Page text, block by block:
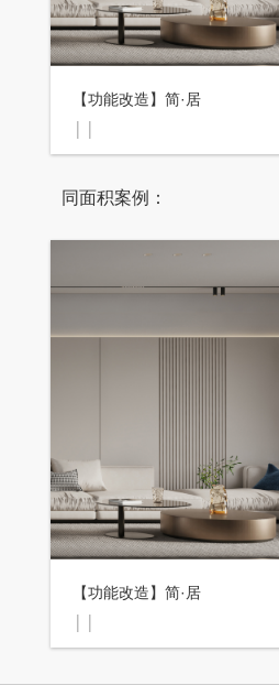
【功能改造】简·居
同面积案例：
【功能改造】简·居